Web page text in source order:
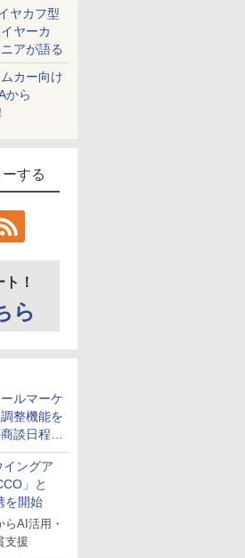
ヤカフ型
ヤーカ
アが語る
カー向け
から
する
！
ら
ルマーケ
整機能を
談日程調
ングア
」と
を開始
AI活用・
支援